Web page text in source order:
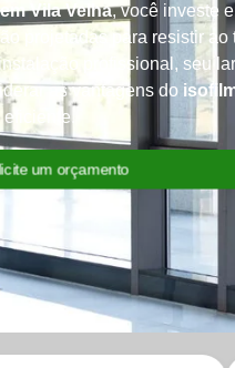
Vila Velha, você investe
projetadas para resistir ao
profissional, seu lar
as vantagens do
um orçamento